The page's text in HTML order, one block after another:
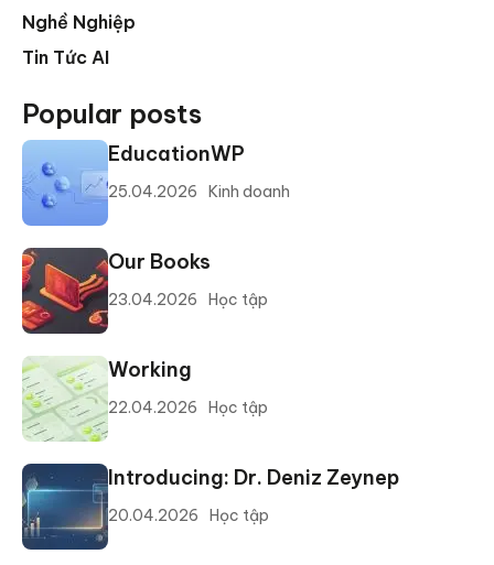
Nghề Nghiệp
Tin Tức AI
Popular posts
EducationWP
25.04.2026 Kinh doanh
Our Books
23.04.2026 Học tập
Working
22.04.2026 Học tập
Introducing: Dr. Deniz Zeynep
20.04.2026 Học tập